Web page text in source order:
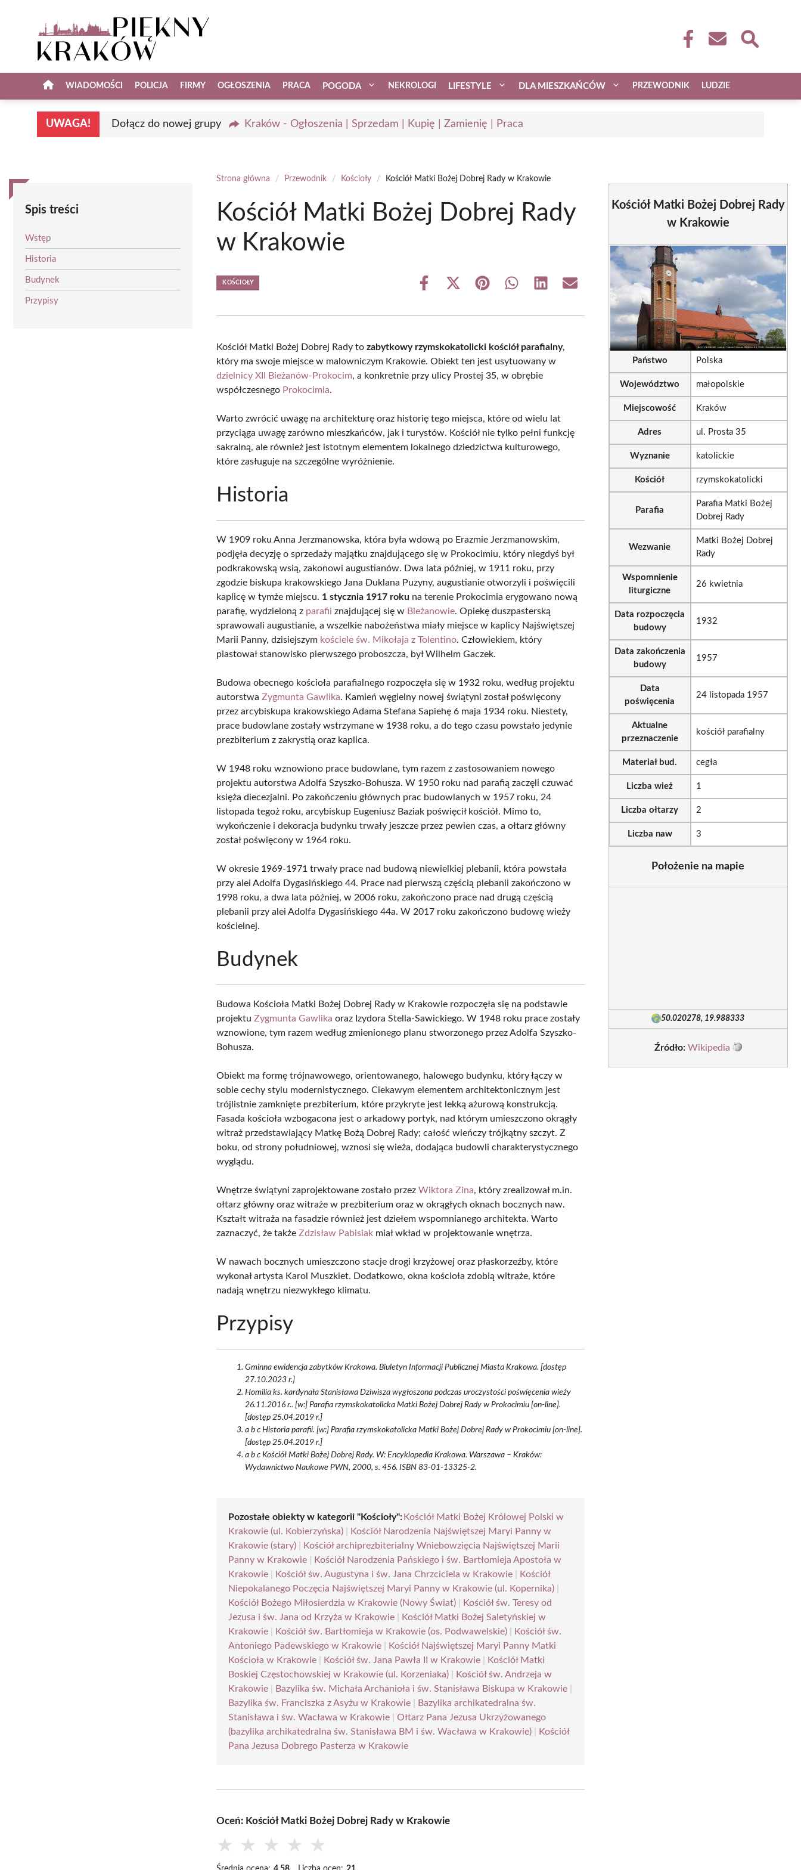
WIADOMOŚCI POLICJA FIRMY OGŁOSZENIA PRACA POGODA NEKROLOGI LIFESTYLE DLA MIESZKAŃCÓW PRZEWODNIK LUDZIE
UWAGA! Dołącz do nowej grupy Kraków - Ogłoszenia | Sprzedam | Kupię | Zamienię | Praca
Spis treści
Wstęp
Historia
Budynek
Przypisy
Strona główna / Przewodnik / Kościoły / Kościół Matki Bożej Dobrej Rady w Krakowie
Kościół Matki Bożej Dobrej Rady
w Krakowie
KOŚCIOŁY
Share
Share
(Twitter)
Share Share Share Share
Kościół Matki Bożej Dobrej Rady tozabytkowy rzymskokatolicki kościół parafialny,
który ma swoje miejsce w malowniczym Krakowie. Obiekt ten jest usytuowany w
dzielnicy XII Bieżanów-Prokocim, a konkretnie przy ulicy Prostej 35, w obrębie
współczesnego Prokocimia.
Warto zwrócić uwagę na architekturę oraz historię tego miejsca, które od wielu lat
przyciąga uwagę zarówno mieszkańców, jak i turystów. Kościół nie tylko pełni funkcję
sakralną, ale również jest istotnym elementem lokalnego dziedzictwa kulturowego,
które zasługuje na szczególne wyróżnienie.
Historia
W 1909 roku Anna Jerzmanowska, która była wdową po Erazmie Jerzmanowskim,
podjęła decyzję o sprzedaży majątku znajdującego się w Prokocimiu, który niegdyś był
podkrakowską wsią, zakonowi augustianów. Dwa lata później, w 1911 roku, przy
zgodzie biskupa krakowskiego Jana Duklana Puzyny, augustianie otworzyli i poświęcili
kaplicę w tymże miejscu. 1 stycznia 1917 roku na terenie Prokocimia erygowano nową
parafię, wydzieloną z parafii znajdującej się w Bieżanowie. Opiekę duszpasterską
sprawowali augustianie, a wszelkie nabożeństwa miały miejsce w kaplicy Najświętszej
Marii Panny, dzisiejszym kościele św. Mikołaja z Tolentino. Człowiekiem, który
piastował stanowisko pierwszego proboszcza, był Wilhelm Gaczek.
Budowa obecnego kościoła parafialnego rozpoczęła się w 1932 roku, według projektu
autorstwaZygmunta Gawlika. Kamień węgielny nowej świątyni został poświęcony
przez arcybiskupa krakowskiego Adama Stefana Sapiehę 6 maja 1934 roku. Niestety,
prace budowlane zostały wstrzymane w 1938 roku, a do tego czasu powstało jedynie
prezbiterium z zakrystią oraz kaplica.
W 1948 roku wznowiono prace budowlane, tym razem z zastosowaniem nowego
projektu autorstwa Adolfa Szyszko-Bohusza. W 1950 roku nad parafią zaczęli czuwać
księża diecezjalni. Po zakończeniu głównych prac budowlanych w 1957 roku, 24
listopada tegoż roku, arcybiskup Eugeniusz Baziak poświęcił kościół. Mimo to,
wykończenie i dekoracja budynku trwały jeszcze przez pewien czas, a ołtarz główny
został poświęcony w 1964 roku.
W okresie 1969-1971 trwały prace nad budową niewielkiej plebanii, która powstała
przy alei Adolfa Dygasińskiego 44. Prace nad pierwszą częścią plebanii zakończono w
1998 roku, a dwa lata później, w 2006 roku, zakończono prace nad drugą częścią
plebanii przy alei Adolfa Dygasińskiego 44a. W 2017 roku zakończono budowę wieży
kościelnej.
Budynek
Budowa Kościoła Matki Bożej Dobrej Rady w Krakowie rozpoczęła się na podstawie
projektuZygmunta Gawlika oraz Izydora Stella-Sawickiego. W 1948 roku prace zostały
wznowione, tym razem według zmienionego planu stworzonego przez Adolfa Szyszko-
Bohusza.
Obiekt ma formę trójnawowego, orientowanego, halowego budynku, który łączy w
sobie cechy stylu modernistycznego. Ciekawym elementem architektonicznym jest
trójlistnie zamknięte prezbiterium, które przykryte jest lekką ażurową konstrukcją.
Fasada kościoła wzbogacona jest o arkadowy portyk, nad którym umieszczono okrągły
witraż przedstawiający Matkę Bożą Dobrej Rady; całość wieńczy trójkątny szczyt. Z
boku, od strony południowej, wznosi się wieża, dodająca budowli charakterystycznego
wyglądu.
Wnętrze świątyni zaprojektowane zostało przezWiktora Zina, który zrealizował m.in.
ołtarz główny oraz witraże w prezbiterium oraz w okrągłych oknach bocznych naw.
Kształt witraża na fasadzie również jest dziełem wspomnianego architekta. Warto
zaznaczyć, że takżeZdzisław Pabisiak miał wkład w projektowanie wnętrza.
W nawach bocznych umieszczono stacje drogi krzyżowej oraz płaskorzeźby, które
wykonał artysta Karol Muszkiet. Dodatkowo, okna kościoła zdobią witraże, które
nadają wnętrzu niezwykłego klimatu.
Przypisy
Gminna ewidencja zabytków Krakowa. Biuletyn Informacji Publicznej Miasta Krakowa. [dostęp
27.10.2023 r.]
Homilia ks. kardynała Stanisława Dziwisza wygłoszona podczas uroczystości poświęcenia wieży
26.11.2016 r.. [w:] Parafia rzymskokatolicka Matki Bożej Dobrej Rady w Prokocimiu [on-line].
[dostęp 25.04.2019 r.]
a b c Historia parafii. [w:] Parafia rzymskokatolicka Matki Bożej Dobrej Rady w Prokocimiu [on-line].
[dostęp 25.04.2019 r.]
a b c Kościół Matki Bożej Dobrej Rady. W: Encyklopedia Krakowa. Warszawa – Kraków:
Wydawnictwo Naukowe PWN, 2000, s. 456. ISBN 83-01-13325-2.
Pozostałe obiekty w kategorii "Kościoły":Kościół Matki Bożej Królowej Polski w
Krakowie (ul. Kobierzyńska)
Kościół Narodzenia Najświętszej Maryi Panny w
Krakowie (stary)
Kościół archiprezbiterialny Wniebowzięcia Najświętszej Marii
Panny w Krakowie
Kościół Narodzenia Pańskiego i św. Bartłomieja Apostoła w
Krakowie
Kościół św. Augustyna i św. Jana Chrzciciela w Krakowie
Kościół
Niepokalanego Poczęcia Najświętszej Maryi Panny w Krakowie (ul. Kopernika)
Kościół Bożego Miłosierdzia w Krakowie (Nowy Świat)
Kościół św. Teresy od
Jezusa i św. Jana od Krzyża w Krakowie
Kościół Matki Bożej Saletyńskiej w
Krakowie
Kościół św. Bartłomieja w Krakowie (os. Podwawelskie)
Kościół św.
Antoniego Padewskiego w Krakowie
Kościół Najświętszej Maryi Panny Matki
Kościoła w Krakowie
Kościół św. Jana Pawła II w Krakowie
Kościół Matki
Boskiej Częstochowskiej w Krakowie (ul. Korzeniaka)
Kościół św. Andrzeja w
Krakowie
Bazylika św. Michała Archanioła i św. Stanisława Biskupa w Krakowie
Bazylika św. Franciszka z Asyżu w Krakowie
Bazylika archikatedralna św.
Stanisława i św. Wacława w Krakowie |Ołtarz Pana Jezusa Ukrzyżowanego
(bazylika archikatedralna św. Stanisława BM i św. Wacława w Krakowie)
Kościół
Pana Jezusa Dobrego Pasterza w Krakowie
Oceń: Kościół Matki Bożej Dobrej Rady w Krakowie
★ ★ ★ ★ ★
Kościół Matki Bożej Dobrej Rady
w Krakowie
Państwo Polska
Województwo małopolskie
Miejscowość Kraków
Adres ul. Prosta 35
Wyznanie katolickie
Kościół rzymskokatolicki
Parafia
Parafia Matki Bożej
Dobrej Rady
Wezwanie
Matki Bożej Dobrej
Rady
Wspomnienie
liturgiczne
26 kwietnia
Data rozpoczęcia
budowy
1932
Data zakończenia
budowy
1957
Data
poświęcenia
24 listopada 1957
Aktualne
przeznaczenie
kościół parafialny
Materiał bud. cegła
Liczba wież 1
Liczba ołtarzy 2
Liczba naw 3
Położenie na mapie
50.020278, 19.988333
Źródło: Wikipedia